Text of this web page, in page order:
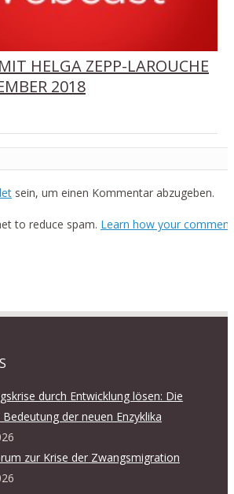
HELGA ZEPP-LAROUCHE
2018
sein, um einen Kommentar abzugeben.
to reduce spam. Learn how your comment
durch Entwicklung lösen: Die
der neuen Enzyklika
zur Krise der Zwangsmigration